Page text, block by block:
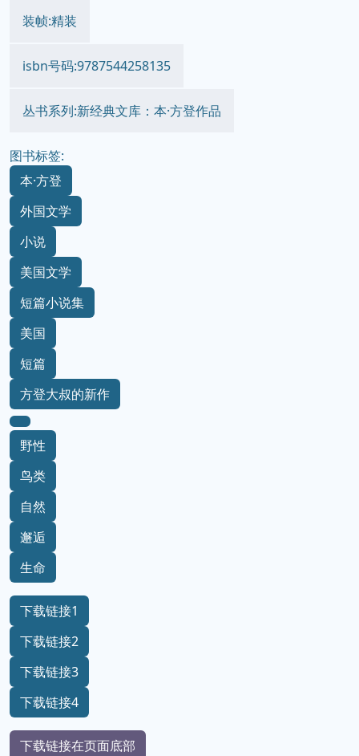
译者:徐佳雨
出版时间:2017-10
价格:45.00元
装帧:精装
isbn号码:9787544258135
丛书系列:新经典文库：本·方登作品
图书标签:
本·方登
外国文学
小说
美国文学
短篇小说集
美国
短篇
方登大叔的新作
野性
鸟类
自然
邂逅
生命
下载链接1